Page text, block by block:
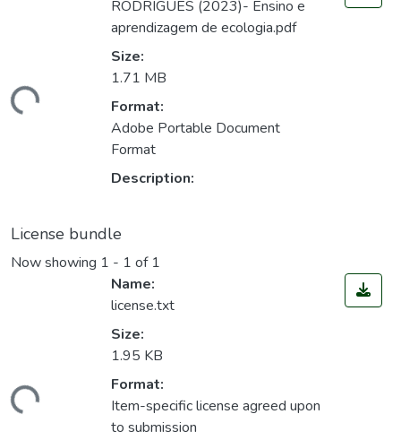
RODRIGUES (2023)- Ensino e
aprendizagem de ecologia.pdf
Size:
1.71 MB
Format:
Adobe Portable Document
Format
Description:
License bundle
Now showing 1 - 1 of 1
Name:
license.txt
Size:
1.95 KB
Format:
Item-specific license agreed upon
to submission